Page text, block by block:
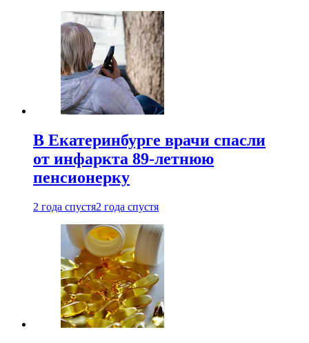
В Екатеринбурге врачи спасли
от инфаркта 89-летнюю
пенсионерку
2 года спустя2 года спустя